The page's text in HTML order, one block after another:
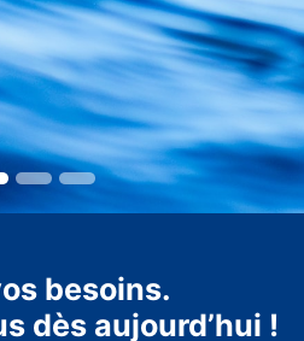
besoins.
dès aujourd’hui !